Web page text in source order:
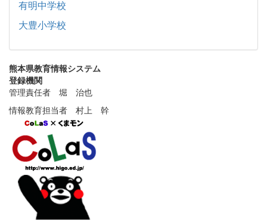
有明中学校
大豊小学校
熊本県教育情報システム
登録機関
管理責任者 堀 治也
情報教育担当者 村上 幹